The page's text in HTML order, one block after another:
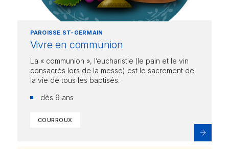
PAROISSE ST-GERMAIN
Vivre en communion
La « communion », l’eucharistie (le pain et le vin
consacrés lors de la messe) est le sacrement de
la vie de tous les baptisés.
dès 9 ans
COURROUX